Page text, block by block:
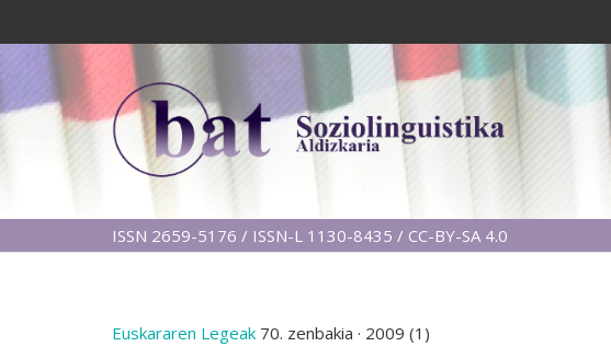
ISSN 2659-5176 / ISSN-L 1130-8435 / CC-BY-SA 4.0
Euskararen Legeak 70. zenbakia · 2009 (1)